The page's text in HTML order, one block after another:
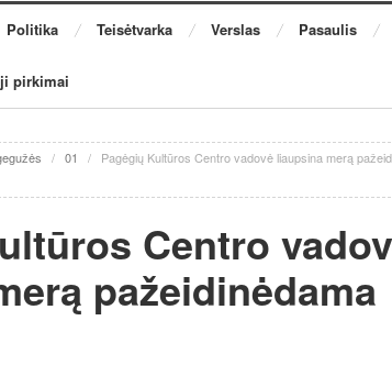
Politika Teisėtvarka Verslas Pasaulis
pirkimai
/ 01 /
Pagėgių Kultūros Centro vadovė liaupsina merą
Centro
pažeidinėdama